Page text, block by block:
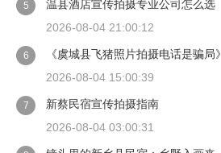
5
温县酒店宣传拍摄专业公司怎么选
2026-08-04 21:00:12
6
《虞城县飞猪照片拍摄电话是骗局》
2026-08-04 15:00:39
7
新蔡民宿宣传拍摄指南
2026-08-04 03:00:31